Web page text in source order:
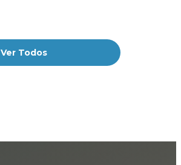
Ver Todos